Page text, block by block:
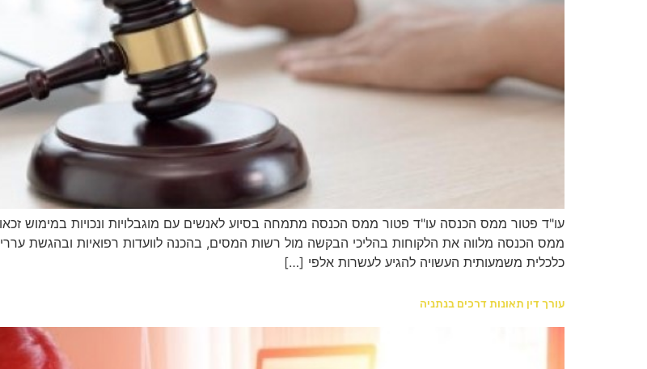
עו"ד פטור ממס הכנסה עו"ד פטור ממס הכנסה מתמחה בסיוע לאנשים עם מוגבלויות ונכויות במימוש
ממס הכנסה מלווה את הלקוחות בהליכי הבקשה מול רשות המסים, בהכנה לוועדות רפואיות ובהגשת
כלכלית משמעותית העשויה להגיע לעשרות אלפי […]
עורך דין תאונות דרכים בנתניה